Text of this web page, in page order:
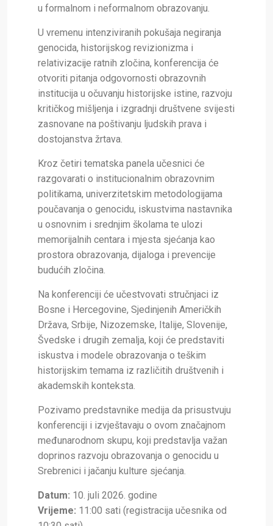
u formalnom i neformalnom obrazovanju.
U vremenu intenziviranih pokušaja negiranja
genocida, historijskog revizionizma i
relativizacije ratnih zločina, konferencija će
otvoriti pitanja odgovornosti obrazovnih
institucija u očuvanju historijske istine, razvoju
kritičkog mišljenja i izgradnji društvene svijesti
zasnovane na poštivanju ljudskih prava i
dostojanstva žrtava.
Kroz četiri tematska panela učesnici će
razgovarati o institucionalnim obrazovnim
politikama, univerzitetskim metodologijama
poučavanja o genocidu, iskustvima nastavnika
u osnovnim i srednjim školama te ulozi
memorijalnih centara i mjesta sjećanja kao
prostora obrazovanja, dijaloga i prevencije
budućih zločina.
Na konferenciji će učestvovati stručnjaci iz
Bosne i Hercegovine, Sjedinjenih Američkih
Država, Srbije, Nizozemske, Italije, Slovenije,
Švedske i drugih zemalja, koji će predstaviti
iskustva i modele obrazovanja o teškim
historijskim temama iz različitih društvenih i
akademskih konteksta.
Pozivamo predstavnike medija da prisustvuju
konferenciji i izvještavaju o ovom značajnom
međunarodnom skupu, koji predstavlja važan
doprinos razvoju obrazovanja o genocidu u
Srebrenici i jačanju kulture sjećanja.
Datum: 10. juli 2026. godine
Vrijeme: 11:00 sati (registracija učesnika od